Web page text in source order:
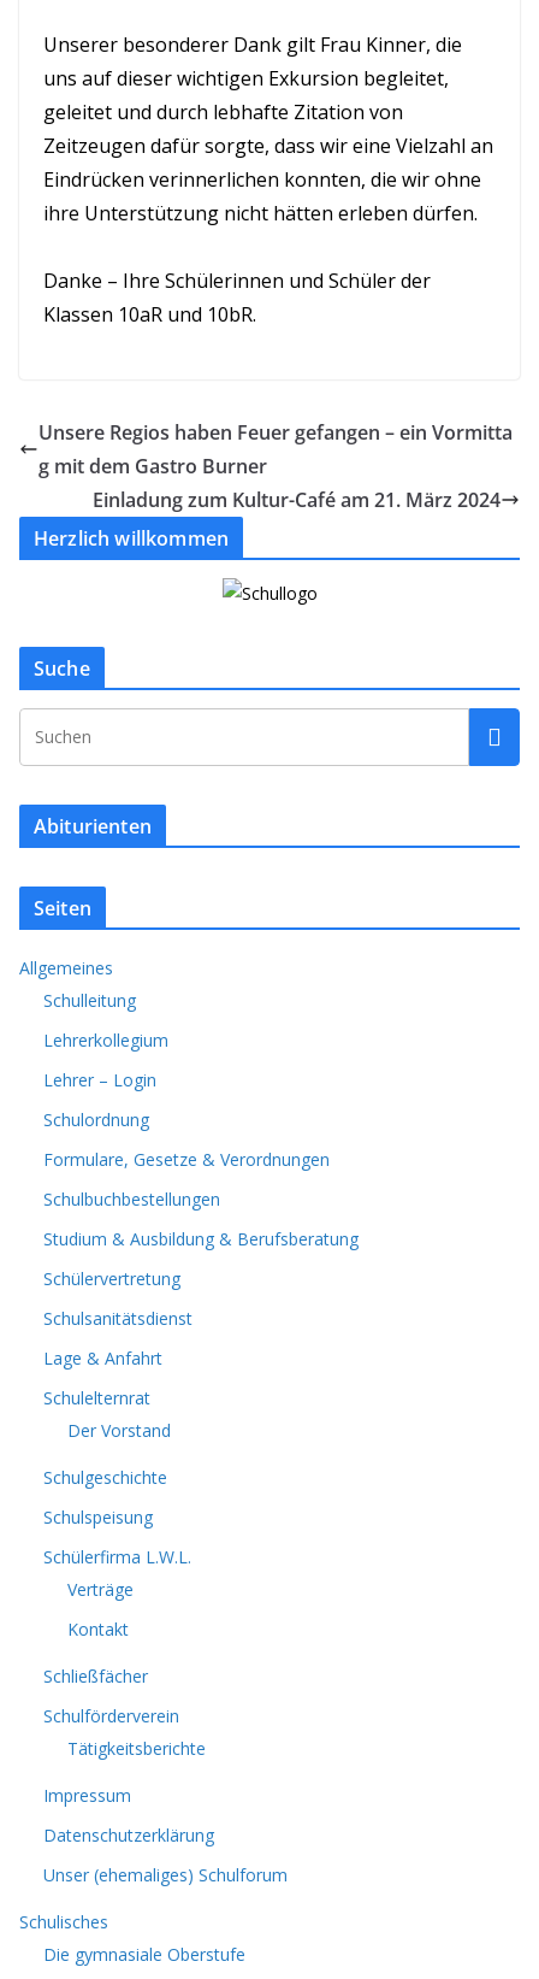
Unserer besonderer Dank gilt Frau Kinner, die
uns auf dieser wichtigen Exkursion begleitet,
geleitet und durch lebhafte Zitation von
Zeitzeugen dafür sorgte, dass wir eine Vielzahl an
Eindrücken verinnerlichen konnten, die wir ohne
ihre Unterstützung nicht hätten erleben dürfen.
Danke – Ihre Schülerinnen und Schüler der
Klassen 10aR und 10bR.
Unsere Regios haben Feuer gefangen – ein Vormitta
g mit dem Gastro Burner
Einladung zum Kultur-Café am 21. März 2024
Herzlich willkommen
Suche
Abiturienten
Seiten
Allgemeines
Schulleitung
Lehrerkollegium
Lehrer – Login
Schulordnung
Formulare, Gesetze & Verordnungen
Schulbuchbestellungen
Studium & Ausbildung & Berufsberatung
Schülervertretung
Schulsanitätsdienst
Lage & Anfahrt
Schulelternrat
Der Vorstand
Schulgeschichte
Schulspeisung
Schülerfirma L.W.L.
Verträge
Kontakt
Schließfächer
Schulförderverein
Tätigkeitsberichte
Impressum
Datenschutzerklärung
Unser (ehemaliges) Schulforum
Schulisches
Die gymnasiale Oberstufe